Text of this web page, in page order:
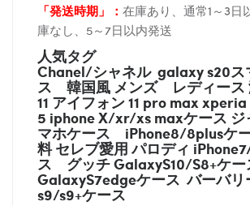
「発送時期 」： 在庫あり、通常1～3日
庫なし、5～7日以内発送
人気タグ
Chanel/シャネル galaxy s20ス
ス 韓国風 メンズ レディース
11 アイフォン 11 pro max
5 iphone X/xr/xs maxケース ジ
マホケース iPhone8/8plusケ
料 セレブ愛用 パロディ
ス グッチGalaxyS10/S8+ケー
GalaxyS7edgeケース バーバ
s9/s9+ケース